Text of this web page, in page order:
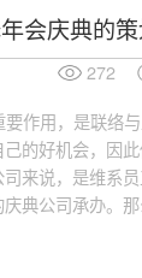
会庆典的
272
作用，是联络与
的好机会，因
来说，是维系
典公司承办。那